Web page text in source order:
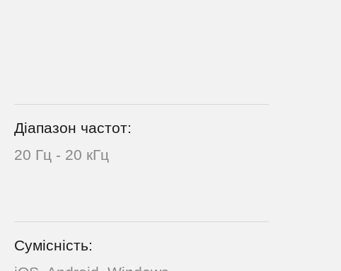
Діапазон частот:
20 Гц - 20 кГц
Сумісність: